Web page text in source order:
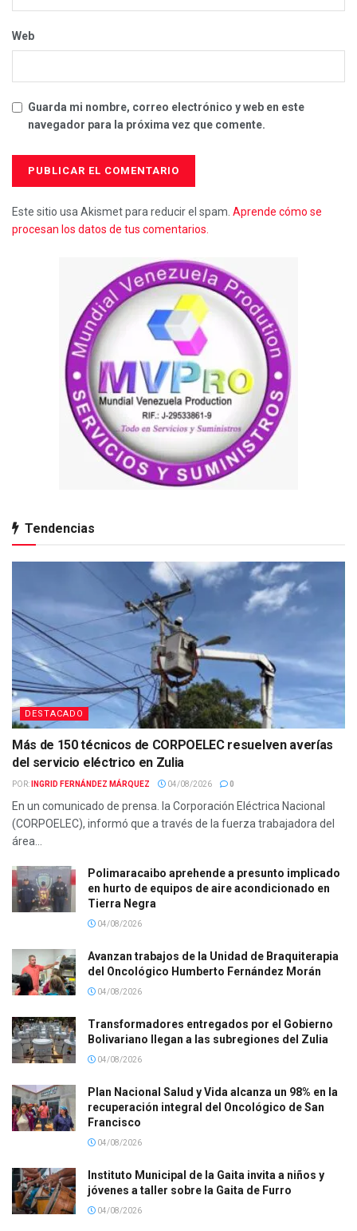
Web
Guarda mi nombre, correo electrónico y web en este
navegador para la próxima vez que comente.
Este sitio usa Akismet para reducir el spam. Aprende cómo se
procesan los datos de tus comentarios.
Tendencias
DESTACADO
Más de 150 técnicos de CORPOELEC resuelven averías
del servicio eléctrico en Zulia
POR: INGRID FERNÁNDEZ MÁRQUEZ 04/08/2026 0
En un comunicado de prensa. la Corporación Eléctrica Nacional
(CORPOELEC), informó que a través de la fuerza trabajadora del
área...
Polimaracaibo aprehende a presunto implicado
en hurto de equipos de aire acondicionado en
Tierra Negra
04/08/2026
Avanzan trabajos de la Unidad de Braquiterapia
del Oncológico Humberto Fernández Morán
04/08/2026
Transformadores entregados por el Gobierno
Bolivariano llegan a las subregiones del Zulia
04/08/2026
Plan Nacional Salud y Vida alcanza un 98% en la
recuperación integral del Oncológico de San
Francisco
04/08/2026
Instituto Municipal de la Gaita invita a niños y
jóvenes a taller sobre la Gaita de Furro
04/08/2026